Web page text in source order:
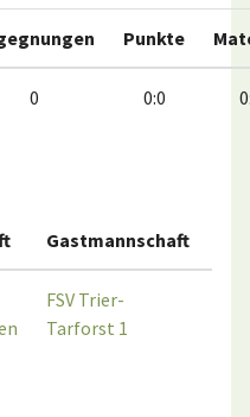
Punkte
0 0:0
Gastmannschaft
FSV Trier-
Tarforst 1